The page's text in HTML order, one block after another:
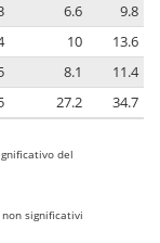
6.6
9.8
10
13.6
8.1
11.4
27.2 34.7
del
significativi